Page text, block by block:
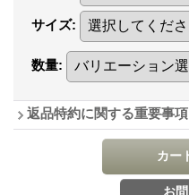
サイズ:
数量:
返品特約に関する重要事項